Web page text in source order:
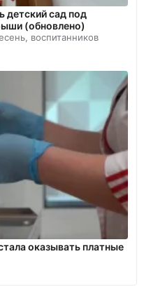
детский сад под
(обновлено)
воспитанников
оказывать платные